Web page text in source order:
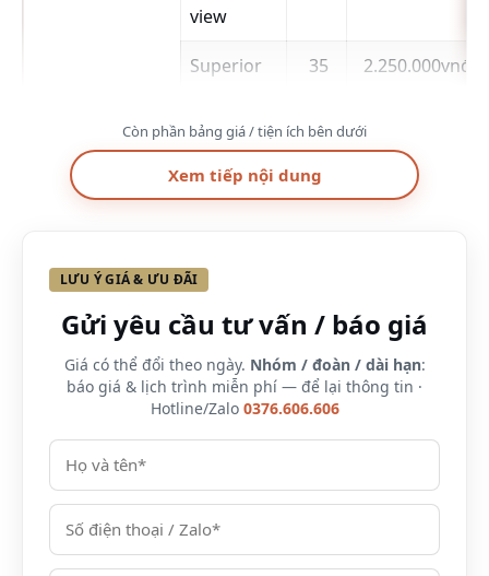
view
Superior
Room
with
Direct
35 2.250.000vnđ
Deluxe
Family
Room
with Two
Queen-
size beds
Sea Front
Suite
Room
72 3.600.000vnđ
Còn phần bảng giá / tiện ích bên dưới
Xem tiếp nội dung
LƯU Ý GIÁ & ƯU ĐÃI
Gửi yêu cầu tư vấn / báo giá
Giá có thể đổi theo ngày. Nhóm / đoàn / dài hạn:
báo giá & lịch trình miễn phí — để lại thông tin ·
Hotline/Zalo 0376.606.606